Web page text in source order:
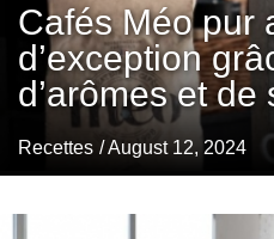
Cafés Méo pur
d’exception
d’arômes et de
Recettes / August 12, 2024